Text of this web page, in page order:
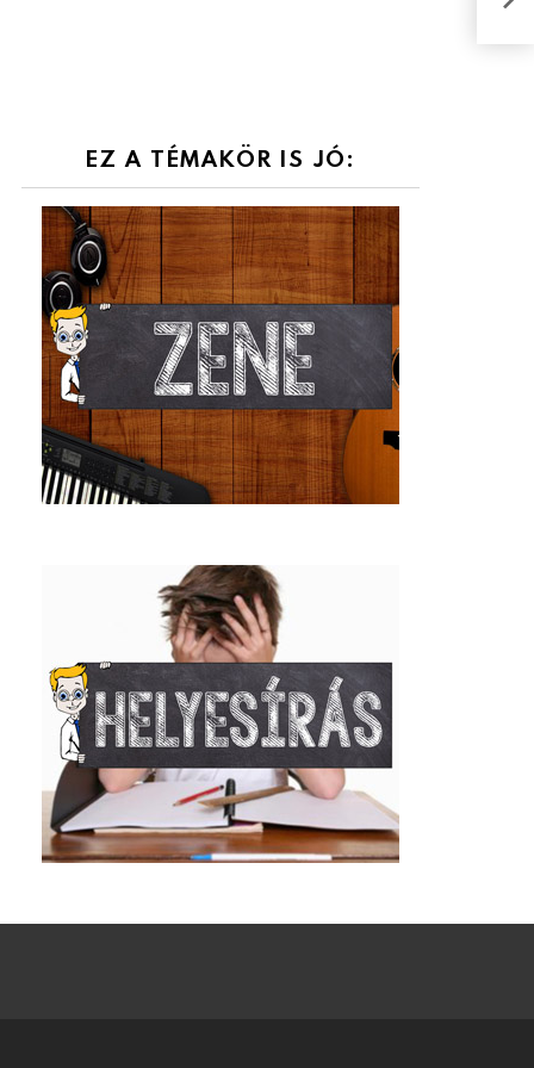
EZ A TÉMAKÖR IS JÓ: